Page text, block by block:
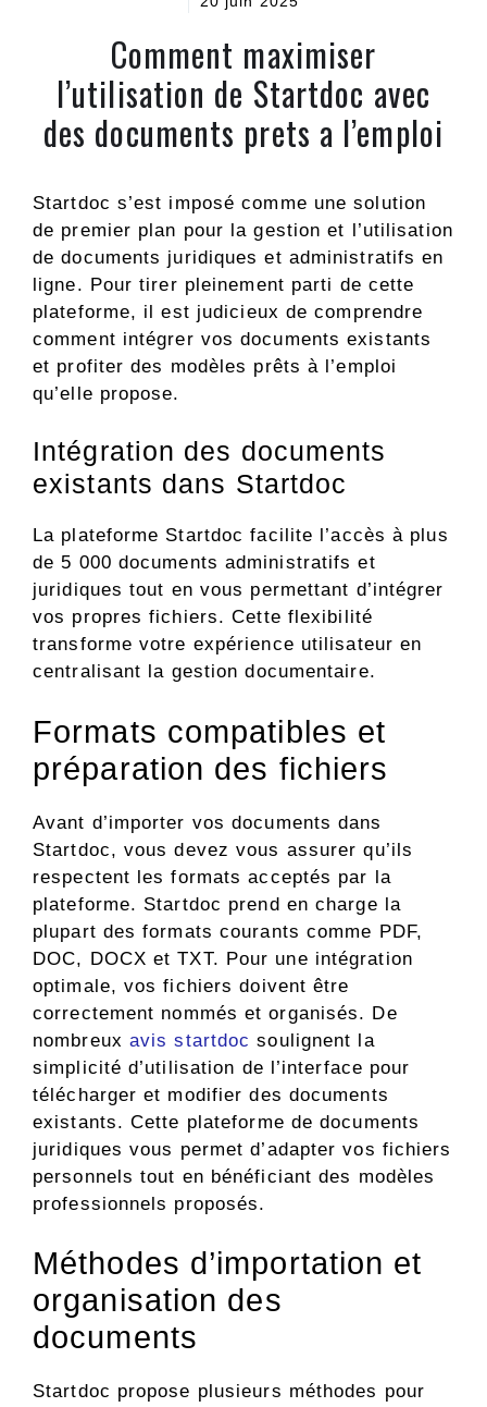
Comment maximiser
l’utilisation de Startdoc avec
des documents prets a l’emploi
Startdoc s’est imposé comme une solution
de premier plan pour la gestion et l’utilisation
de documents juridiques et administratifs en
ligne. Pour tirer pleinement parti de cette
plateforme, il est judicieux de comprendre
comment intégrer vos documents existants
et profiter des modèles prêts à l’emploi
qu’elle propose.
Intégration des documents
existants dans Startdoc
La plateforme Startdoc facilite l’accès à plus
de 5 000 documents administratifs et
juridiques tout en vous permettant d’intégrer
vos propres fichiers. Cette flexibilité
transforme votre expérience utilisateur en
centralisant la gestion documentaire.
Formats compatibles et
préparation des fichiers
Avant d’importer vos documents dans
Startdoc, vous devez vous assurer qu’ils
respectent les formats acceptés par la
plateforme. Startdoc prend en charge la
plupart des formats courants comme PDF,
DOC, DOCX et TXT. Pour une intégration
optimale, vos fichiers doivent être
correctement nommés et organisés. De
nombreux avis startdoc soulignent la
simplicité d’utilisation de l’interface pour
télécharger et modifier des documents
existants. Cette plateforme de documents
juridiques vous permet d’adapter vos fichiers
personnels tout en bénéficiant des modèles
professionnels proposés.
Méthodes d’importation et
organisation des
documents
Startdoc propose plusieurs méthodes pour